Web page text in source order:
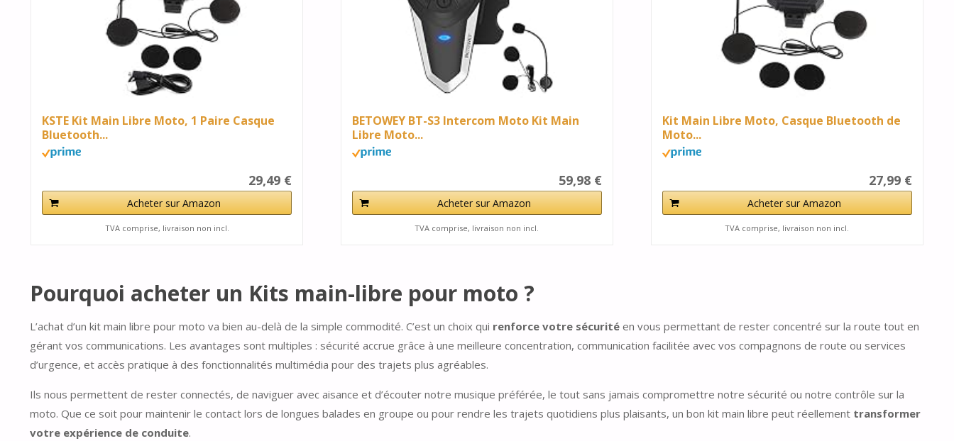
KSTE Kit Main Libre Moto, 1 Paire Casque
Bluetooth...
29,49 €
Acheter sur Amazon
TVA comprise, livraison non incl.
BETOWEY BT-S3 Intercom Moto Kit Main
Libre Moto...
59,98 €
Acheter sur Amazon
TVA comprise, livraison non incl.
Kit Main Libre Moto, Casque Bluetooth de
Moto...
27,99 €
Acheter sur Amazon
TVA comprise, livraison non incl.
Pourquoi acheter un Kits main-libre pour moto ?
L’achat d’un kit main libre pour moto va bien au-delà de la simple commodité. C’est un choix qui renforce votre sécurité en vous permettant de rester concentré sur la route tout en
gérant vos communications. Les avantages sont multiples : sécurité accrue grâce à une meilleure concentration, communication facilitée avec vos compagnons de route ou services
d’urgence, et accès pratique à des fonctionnalités multimédia pour des trajets plus agréables.
Ils nous permettent de rester connectés, de naviguer avec aisance et d’écouter notre musique préférée, le tout sans jamais compromettre notre sécurité ou notre contrôle sur la
moto. Que ce soit pour maintenir le contact lors de longues balades en groupe ou pour rendre les trajets quotidiens plus plaisants, un bon kit main libre peut réellement transformer
votre expérience de conduite.